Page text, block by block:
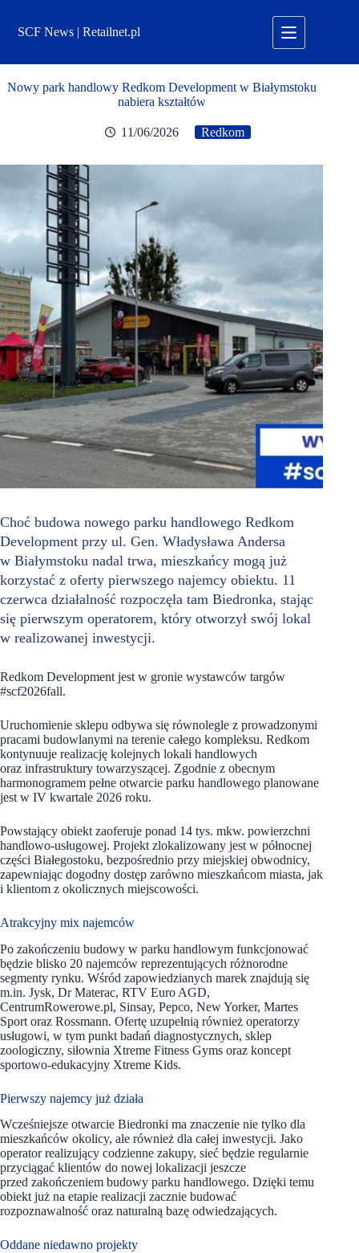
treściSCF News | Retailnet.pl
Nowy park handlowy Redkom Development w Białymstoku
nabiera kształtów
11/06/2026 Redkom
Choć budowa nowego parku handlowego Redkom
Development przy ul. Gen. Władysława Andersa
w Białymstoku nadal trwa, mieszkańcy mogą już
korzystać z oferty pierwszego najemcy obiektu. 11
czerwca działalność rozpoczęła tam Biedronka, stając
się pierwszym operatorem, który otworzył swój lokal
w realizowanej inwestycji.
Redkom Development jest w gronie wystawców targów
#scf2026fall.
Uruchomienie sklepu odbywa się równolegle z prowadzonymi
pracami budowlanymi na terenie całego kompleksu. Redkom
kontynuuje realizację kolejnych lokali handlowych
oraz infrastruktury towarzyszącej. Zgodnie z obecnym
harmonogramem pełne otwarcie parku handlowego planowane
jest w IV kwartale 2026 roku.
Powstający obiekt zaoferuje ponad 14 tys. mkw. powierzchni
handlowo-usługowej. Projekt zlokalizowany jest w północnej
części Białegostoku, bezpośrednio przy miejskiej obwodnicy,
zapewniając dogodny dostęp zarówno mieszkańcom miasta, jak
i klientom z okolicznych miejscowości.
Atrakcyjny mix najemców
Po zakończeniu budowy w parku handlowym funkcjonować
będzie blisko 20 najemców reprezentujących różnorodne
segmenty rynku. Wśród zapowiedzianych marek znajdują się
m.in. Jysk, Dr Materac, RTV Euro AGD,
CentrumRowerowe.pl, Sinsay, Pepco, New Yorker, Martes
Sport oraz Rossmann. Ofertę uzupełnią również operatorzy
usługowi, w tym punkt badań diagnostycznych, sklep
zoologiczny, siłownia Xtreme Fitness Gyms oraz koncept
sportowo-edukacyjny Xtreme Kids.
Pierwszy najemcy już działa
Wcześniejsze otwarcie Biedronki ma znaczenie nie tylko dla
mieszkańców okolicy, ale również dla całej inwestycji. Jako
operator realizujący codzienne zakupy, sieć będzie regularnie
przyciągać klientów do nowej lokalizacji jeszcze
przed zakończeniem budowy parku handlowego. Dzięki temu
obiekt już na etapie realizacji zacznie budować
rozpoznawalność oraz naturalną bazę odwiedzających.
Oddane niedawno projekty